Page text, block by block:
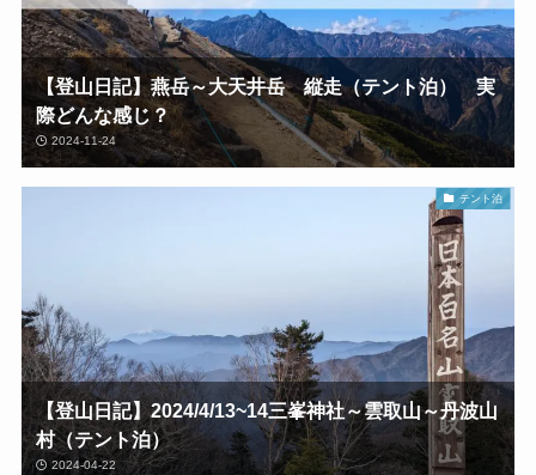
【登山日記】燕岳～大天井岳 縦走（テント泊） 実
際どんな感じ？
2024-11-24
テント泊
【登山日記】2024/4/13~14三峯神社～雲取山～丹波山
村（テント泊）
2024-04-22